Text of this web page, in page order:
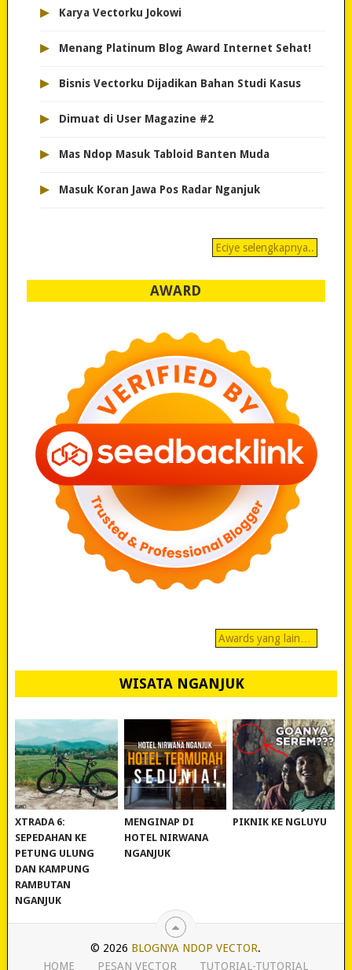
▸ Karya Vectorku Jokowi
▸ Menang Platinum Blog Award Internet Sehat!
▸ Bisnis Vectorku Dijadikan Bahan Studi Kasus
▸ Dimuat di User Magazine #2
▸ Mas Ndop Masuk Tabloid Banten Muda
▸ Masuk Koran Jawa Pos Radar Nganjuk
Eciye selengkapnya..
AWARD
Awards yang lain…
WISATA NGANJUK
REVIEW POLYGON
XTRADA 6:
SEPEDAHAN KE
PETUNG ULUNG
DAN KAMPUNG
RAMBUTAN
NGANJUK
MURAH BANGET!
MENGINAP DI
HOTEL NIRWANA
NGANJUK
WISATA NGANJUK:
PIKNIK KE NGLUYU
© 2026 BLOGNYA NDOP VECTOR.
HOME
PESAN VECTOR TUTORIAL-TUTORIAL